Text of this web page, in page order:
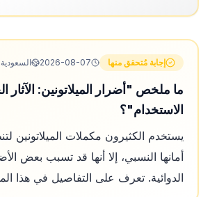
إجابة مُتحقق منها 2026-08-07 السعودية
ما ملخص "أضرار الميلاتونين: الآثار
الاستخدام"؟
يستخدم الكثيرون مكملات الميلاتونين
أمانها النسبي، إلا أنها قد تسبب بعض
الدوائية. تعرف على التفاصيل في هذا